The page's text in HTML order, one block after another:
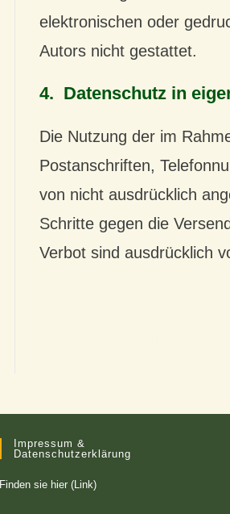
elektronischen oder
Autors nicht gestattet.
4. Datenschutz in
Die Nutzung der im
Postanschriften,
von nicht ausdrücklich
Schritte gegen die
Verbot sind ausdrücklich
Impressum &
Datenschutzerklärung
Finden sie hier (Link)